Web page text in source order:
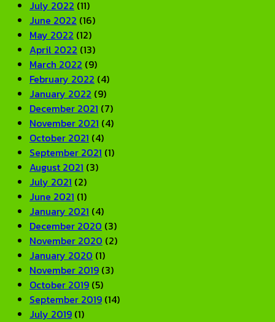
July 2022 (11)
June 2022 (16)
May 2022 (12)
April 2022 (13)
March 2022 (9)
February 2022 (4)
January 2022 (9)
December 2021 (7)
November 2021 (4)
October 2021 (4)
September 2021 (1)
August 2021 (3)
July 2021 (2)
June 2021 (1)
January 2021 (4)
December 2020 (3)
November 2020 (2)
January 2020 (1)
November 2019 (3)
October 2019 (5)
September 2019 (14)
July 2019 (1)